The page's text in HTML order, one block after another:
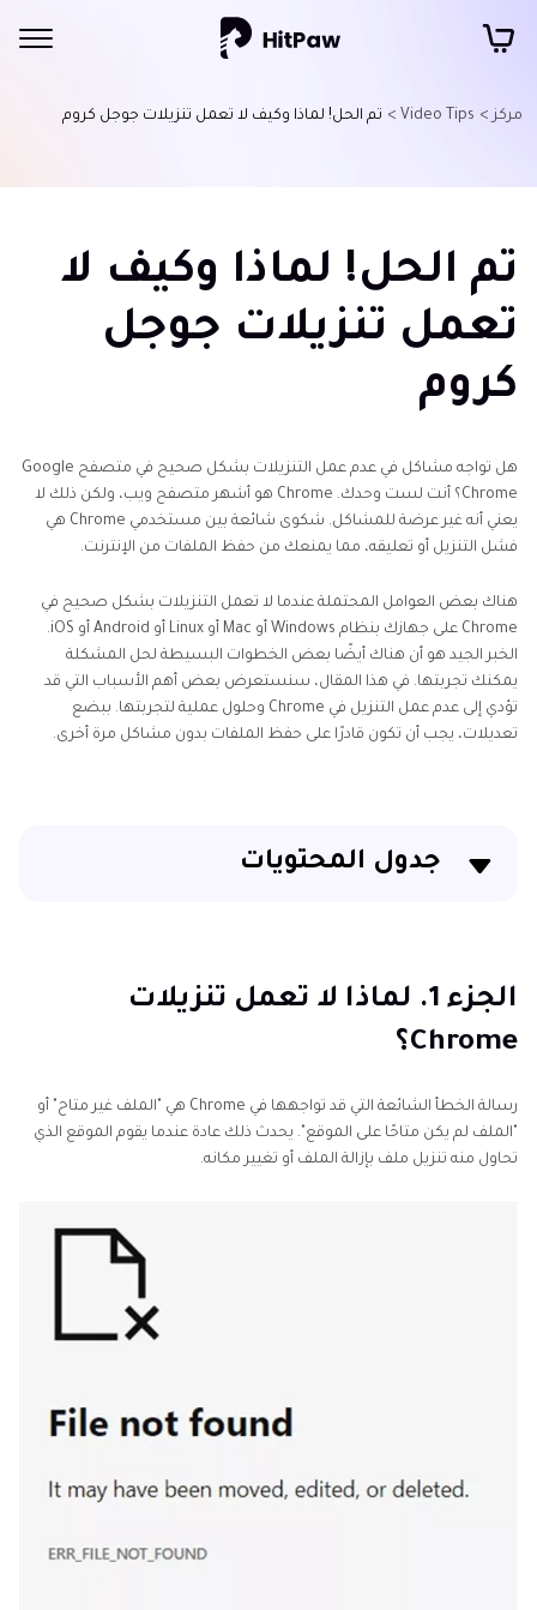
مركز > Video Tips > تم الحل! لماذا وكيف لا تعمل تنزيلات جوجل كروم
تم الحل! لماذا وكيف لا
تعمل تنزيلات جوجل
كروم
هل تواجه مشاكل في عدم عمل التنزيلات بشكل صحيح في متصفح Google
Chrome؟ أنت لست وحدك. Chrome هو أشهر متصفح ويب، ولكن ذلك لا
يعني أنه غير عرضة للمشاكل. شكوى شائعة بين مستخدمي Chrome هي
فشل التنزيل أو تعليقه، مما يمنعك من حفظ الملفات من الإنترنت.
هناك بعض العوامل المحتملة عندما لا تعمل التنزيلات بشكل صحيح في
Chrome على جهازك بنظام Windows أو Mac أو Linux أو Android أو iOS.
الخبر الجيد هو أن هناك أيضًا بعض الخطوات البسيطة لحل المشكلة
يمكنك تجربتها. في هذا المقال، سنستعرض بعض أهم الأسباب التي قد
تؤدي إلى عدم عمل التنزيل في Chrome وحلول عملية لتجربتها. ببضع
تعديلات، يجب أن تكون قادرًا على حفظ الملفات بدون مشاكل مرة أخرى.
جدول المحتويات
الجزء 2. الحلول: ماذا تفعل عندما لا يعمل تنزيل الملفات في
Chrome؟
تم تنزيلها بشكل تالف؟
الجزء 4. الأسئلة الشائعة حول عدم عمل التنزيلات على
الجزء 1. لماذا لا تعمل تنزيلات
Chrome؟
رسالة الخطأ الشائعة التي قد تواجهها في Chrome هي "الملف غير متاح" أو
"الملف لم يكن متاحًا على الموقع". يحدث ذلك عادة عندما يقوم الموقع الذي
تحاول منه تنزيل ملف بإزالة الملف أو تغيير مكانه.